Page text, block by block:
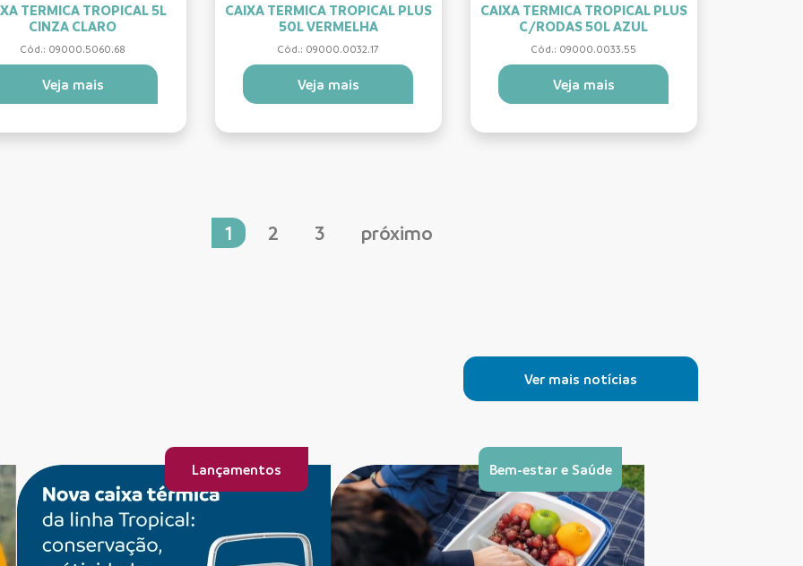
TERMICA TROPICAL 5L
CINZA CLARO
Cód.: 09000.5060.68
Veja mais
CAIXA TERMICA TROPICAL PLUS
50L VERMELHA
Cód.: 09000.0032.17
Veja mais
CAIXA TERMICA TROPICAL PLUS
C/RODAS 50L AZUL
Cód.: 09000.0033.55
Veja mais
1 2 3 próximo
Ver mais notícias
Lançamentos Bem-estar e Saúde